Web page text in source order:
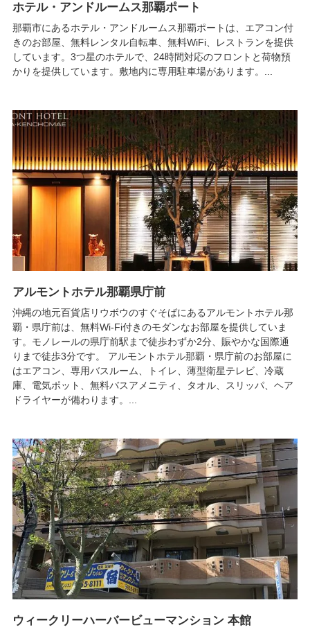
ホテル・アンドルームス那覇ポート
那覇市にあるホテル・アンドルームス那覇ポートは、エアコン付
きのお部屋、無料レンタル自転車、無料WiFi、レストランを提供
しています。3つ星のホテルで、24時間対応のフロントと荷物預
かりを提供しています。敷地内に専用駐車場があります。...
アルモントホテル那覇県庁前
沖縄の地元百貨店リウボウのすぐそばにあるアルモントホテル那
覇・県庁前は、無料Wi-Fi付きのモダンなお部屋を提供していま
す。モノレールの県庁前駅まで徒歩わずか2分、賑やかな国際通
りまで徒歩3分です。 アルモントホテル那覇・県庁前のお部屋に
はエアコン、専用バスルーム、トイレ、薄型衛星テレビ、冷蔵
庫、電気ポット、無料バスアメニティ、タオル、スリッパ、ヘア
ドライヤーが備わります。...
ウィークリーハーバービューマンション 本館